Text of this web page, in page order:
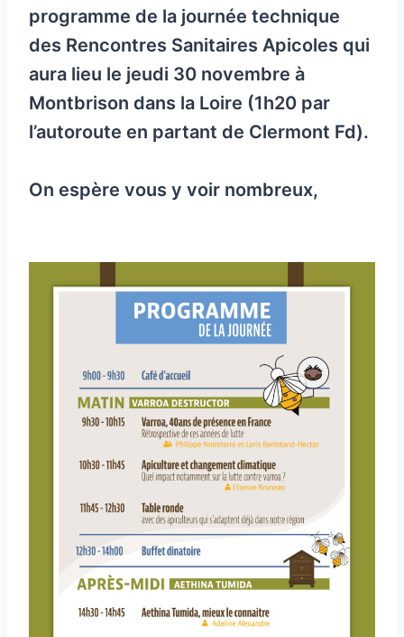
programme de la journée technique
des Rencontres Sanitaires Apicoles qui
aura lieu le jeudi 30 novembre à
Montbrison dans la Loire (1h20 par
l’autoroute en partant de Clermont Fd).
On espère vous y voir nombreux,